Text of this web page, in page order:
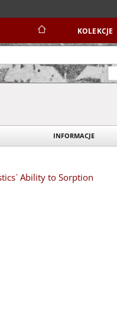
KOLEKCJE
INFORMACJE
Ability to Sorption